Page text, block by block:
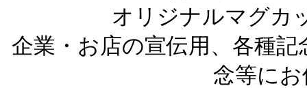
オリジナルマグカ
企業・お店の宣伝用、各種
念等に